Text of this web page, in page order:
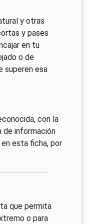
y otras
y pases
en tu
o de
superen esa
con la
de información
esta ficha, por
que permita
o para